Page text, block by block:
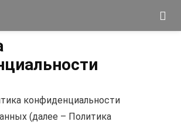
конфиденциальности
(далее – Политика